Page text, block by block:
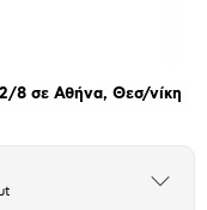
8 σε Αθήνα, Θεσ/νίκη
Άνοιξε